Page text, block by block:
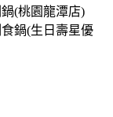
(桃園龍潭店)
鍋(生日壽星優